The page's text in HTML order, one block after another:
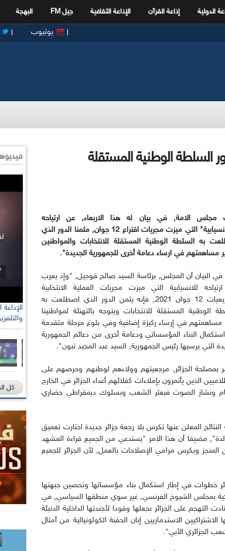
الدولية إذاعة القرآن الإذاعة الثقافية جيل FM البهجة
يوتيوب
بدور السلطة الوطنية المستقلة
مجلس الامة, في بيان له هذا الاربعاء, عن ارتياحه
لـ"الانسيابية" التي ميزت مجريات اقتراع 12 جوان, مثمنا الدور الذي
به السلطة الوطنية المستقلة للانتخابات والمواطنين
مساهمتهم في ارساء دعامة أخرى للجمهورية الجديدة".
في البيان أن المجلس, برئاسة السيد صالح قوجيل, "وإذ يعرب
للانسيابية التي ميزت مجريات العملية الانتخابية
لتشريعيات 12 جوان 2021, فإنه يثمن الدور الذي اضطلعت به
الوطنية المستقلة للانتخابات ويتوجه بالتهنئة لمواطنينا
مساهمتهم في إرساء ركيزة إضافية وفي بلوغ مرحلة متقدمة
البناء المؤسساتي ودعامة أخرى من دعائم الجمهورية
التي يرسيها رئيس الجمهورية, السيد عبد المجيد تبون".
بمصلحة الجزائر, مرجعيتهم وولاءهم لوطنهم وحرصهم على
الذين يأتمرون بإملاءات كفلائهم أعداء الجزائر في الخارج
ونشاز الصوت فبعثر الشعب وبسلوك ديمقراطي حضاري
المعلن عنها تكرس بلا رجعة جزائر جديدة اختارت تعميق
مضيفا أن هذا الامر "يستدعي من الجميع قراءة المشهد
ويكرس مرامي الإصلاحات بالعمل, لأن الجزائر للجميع
خطوات في إطار استكمال بناء مؤسساتها وتحصين جبهتها
بمجلس الشيوخ الفرنسي, غير سوي منطقها السياسي, في
على الجزائر بجعلها وقودا لأجندتها الداخلية الدنيئة
الاستدماريين إبان الحقبة الكولونيالية من أمثال
الجزائري الأبي".
كل